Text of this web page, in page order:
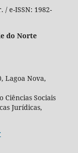
/ e-ISSN: 1982-
do Norte
Lagoa Nova,
Sociais
Jurídicas,